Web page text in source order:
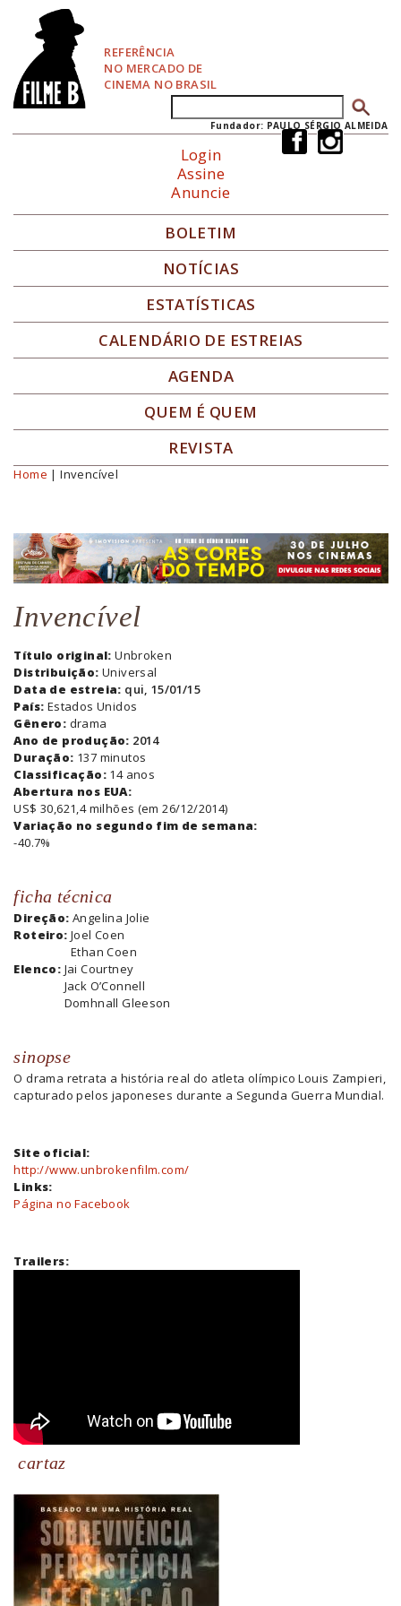
REFERÊNCIA
NO MERCADO DE
CINEMA NO BRASIL
Formulário de busca
Fundador: PAULO SÉRGIO ALMEIDA
Login
Assine
Anuncie
BOLETIM
NOTÍCIAS
ESTATÍSTICAS
CALENDÁRIO DE ESTREIAS
AGENDA
QUEM É QUEM
REVISTA
Você está aqui
Home | Invencível
Invencível
Título original:Unbroken
Distribuição: Universal
Data de estreia: qui, 15/01/15
País: Estados Unidos
Gênero: drama
Ano de produção: 2014
Duração: 137 minutos
Classificação: 14 anos
Abertura nos EUA:
US$ 30,621,4 milhões (em 26/12/2014)
Variação no segundo fim de semana:
-40.7%
ficha técnica
Direção: Angelina Jolie
Roteiro: Joel Coen
Ethan Coen
Elenco: Jai Courtney
Jack O’Connell
Domhnall Gleeson
sinopse
O drama retrata a história real do atleta olímpico Louis Zampieri,
capturado pelos japoneses durante a Segunda Guerra Mundial.
Site oficial:
http://www.unbrokenfilm.com/
Links:
Página no Facebook
Trailers:
cartaz